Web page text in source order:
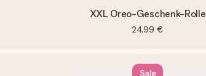
XXL Oreo-Geschenk-Rolle
24,99 €
Sale